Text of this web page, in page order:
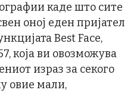
каде што сите
оној еден пријател
Best Face,
која ви овозможува
израз за секого
овие мали,